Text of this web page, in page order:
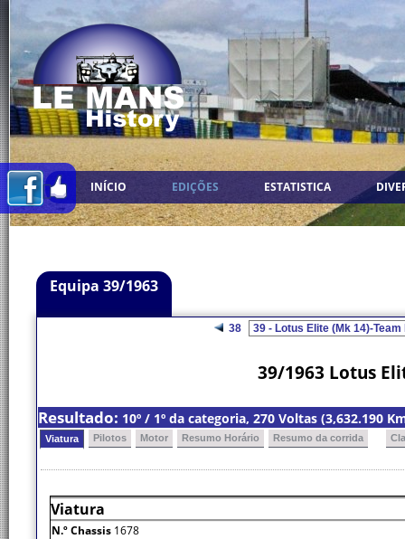
INÍCIO EDIÇÕES ESTATISTICA
Equipa 39/1963
38
39/1963 Lotus
Resultado: 10º / 1º da categoria, 270 Voltas (3,632.190
Viatura Pilotos Motor Resumo Horário Resumo da corrida
Viatura
N.º Chassis 1678